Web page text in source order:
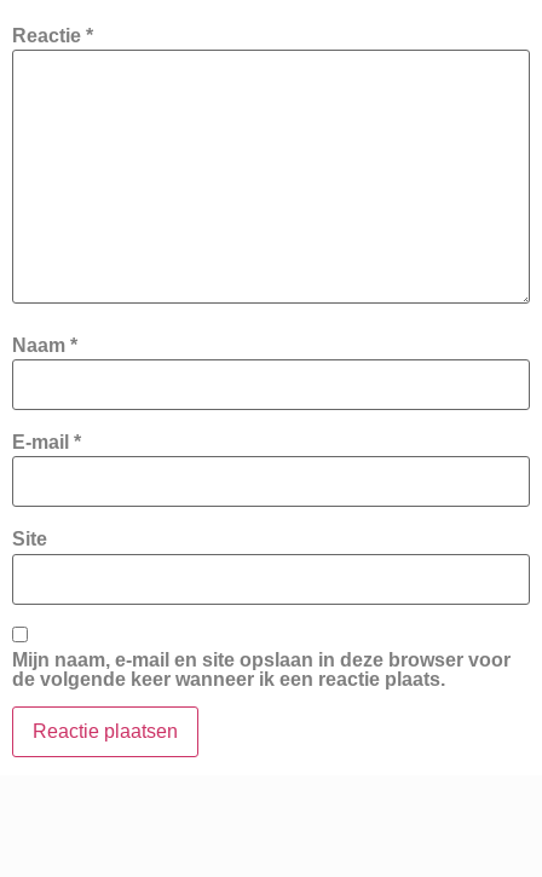
Reactie *
Naam *
E-mail *
Site
Mijn naam, e-mail en site opslaan in deze browser voor
de volgende keer wanneer ik een reactie plaats.